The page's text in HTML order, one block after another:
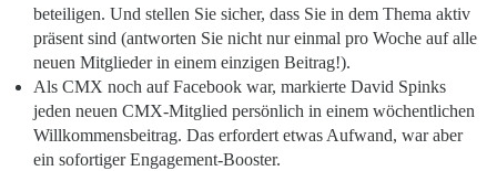
beteiligen. Und stellen Sie sicher, dass Sie in dem Thema aktiv
präsent sind (antworten Sie nicht nur einmal pro Woche auf alle
neuen Mitglieder in einem einzigen Beitrag!).
Als CMX noch auf Facebook war, markierte David Spinks
jeden neuen CMX-Mitglied persönlich in einem wöchentlichen
Willkommensbeitrag. Das erfordert etwas Aufwand, war aber
ein sofortiger Engagement-Booster.